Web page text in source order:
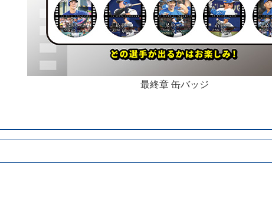
最終章 缶バッジ